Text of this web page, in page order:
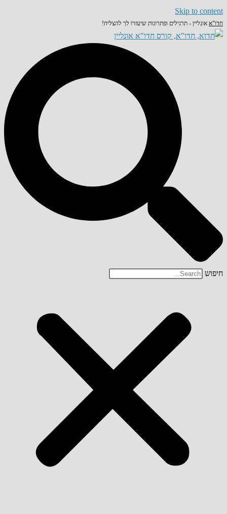
Skip to content
חדו"א אונליין - תרגילים ופתרונות שיעזרו לך להצליח!
חיפוש